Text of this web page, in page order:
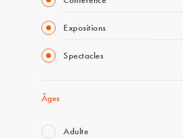
Expositions
Spectacles
Âges
Adulte